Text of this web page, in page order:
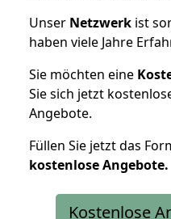
Unser Netzwerk ist
haben viele Jahre
Sie möchten eine
Sie sich jetzt
Angebote.
Füllen Sie jetzt das
kostenloseAngebote.
Kostenlose